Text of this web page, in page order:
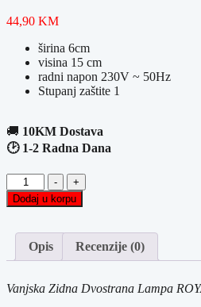
44,90 KM
širina 6cm
visina 15 cm
radni napon 230V ~ 50Hz
Stupanj zaštite 1
🚚 10KM Dostava
🕑 1-2 Radna Dana
-
Vanjska
Zidna
Dvostrana
ROYA
Oval
White
količina
+
Dodaj u korpu
Opis Recenzije (0)
Vanjska Zidna Dvostrana Lampa